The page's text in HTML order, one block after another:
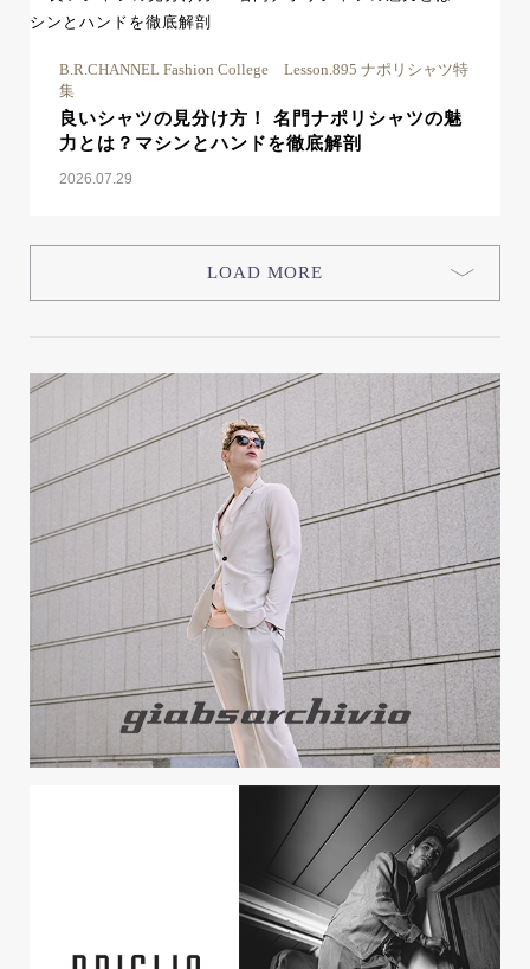
B.R.CHANNEL Fashion College Lesson.895 ナポリシャツ特
集
良いシャツの見分け方！ 名門ナポリシャツの魅
力とは？マシンとハンドを徹底解剖
2026.07.29
LOAD MORE